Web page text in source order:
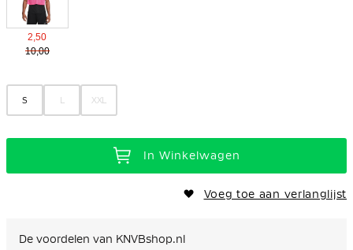
2,50
10,00
S L XXL
In Winkelwagen
Voeg toe aan verlanglijst
De voordelen van KNVBshop.nl